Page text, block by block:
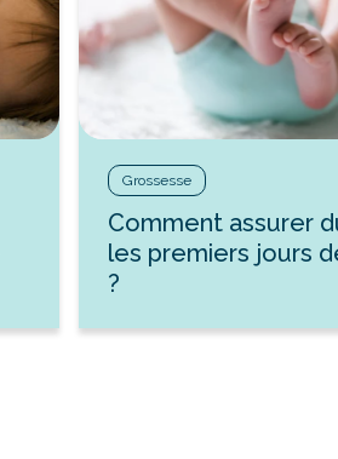
Grossesse
Comment assurer
les premiers jours
?